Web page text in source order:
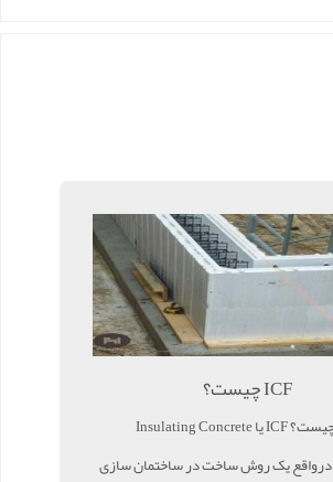
ICF چیست؟
ICF چیست؟ ICF یا Insulating Concrete
Formwork درواقع یک روش ساخت در ساختمان سازی